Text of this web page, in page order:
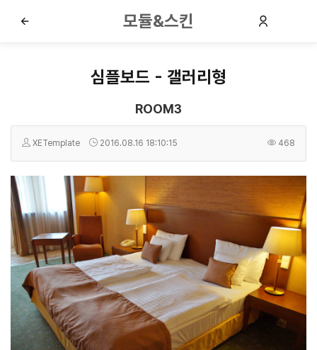
모듈&스킨
심플보드 - 갤러리형
ROOM3
XETemplate 2016.08.16 18:10:15 468